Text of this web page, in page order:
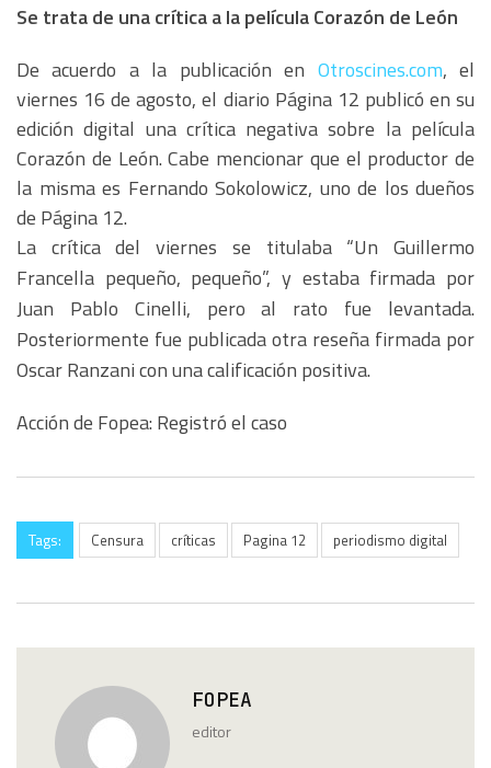
Se trata de una crítica a la película Corazón de León
De acuerdo a la publicación en Otroscines.com, el
viernes 16 de agosto, el diario Página 12 publicó en su
edición digital una crítica negativa sobre la película
Corazón de León. Cabe mencionar que el productor de
la misma es Fernando Sokolowicz, uno de los dueños
de Página 12.
La crítica del viernes se titulaba “Un Guillermo
Francella pequeño, pequeño”, y estaba firmada por
Juan Pablo Cinelli, pero al rato fue levantada.
Posteriormente fue publicada otra reseña firmada por
Oscar Ranzani con una calificación positiva.
Acción de Fopea: Registró el caso
Tags: Censura críticas Pagina 12 periodismo digital
FOPEA
editor